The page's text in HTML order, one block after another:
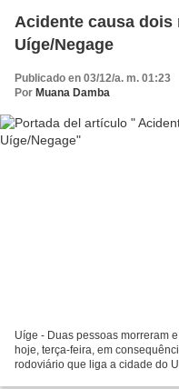
Acidente causa
Uíge/Negage
Publicado en 03/12/a. m. 01:23
Por Muana Damba
Uíge - Duas pessoas morreram
hoje, terça-feira, em
rodoviário que liga a cidade do